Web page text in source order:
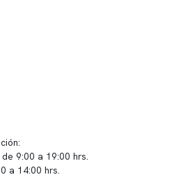
9:00 a 19:00 hrs.
a 14:00 hrs.